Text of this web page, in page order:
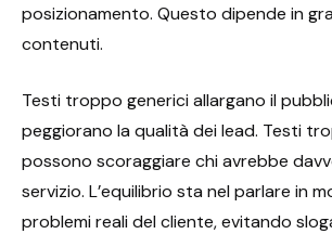
posizionamento. Questo dipende in
contenuti.
Testi troppo generici allargano il
peggiorano la qualità dei lead. Testi
possono scoraggiare chi avrebbe
servizio. L’equilibrio sta nel parlare in
problemi reali del cliente, evitando